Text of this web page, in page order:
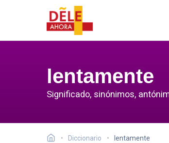
lentamente
Significado, sinónimos,
Diccionario lentamente